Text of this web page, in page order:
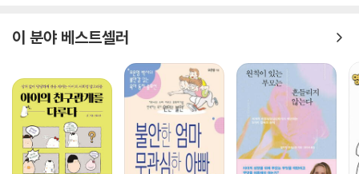
이 분야 베스트셀러